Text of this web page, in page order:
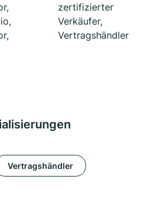
zertifizierter
Verkäufer,
Vertragshändler
Vertragshändler